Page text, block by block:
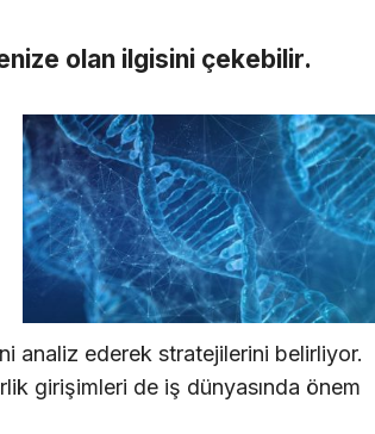
olan ilgisini çekebilir.
analiz ederek stratejilerini belirliyor.
girişimleri de iş dünyasında önem